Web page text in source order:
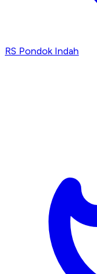
RS Pondok Indah